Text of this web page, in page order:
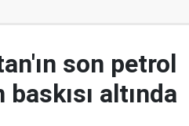
son petrol
altında